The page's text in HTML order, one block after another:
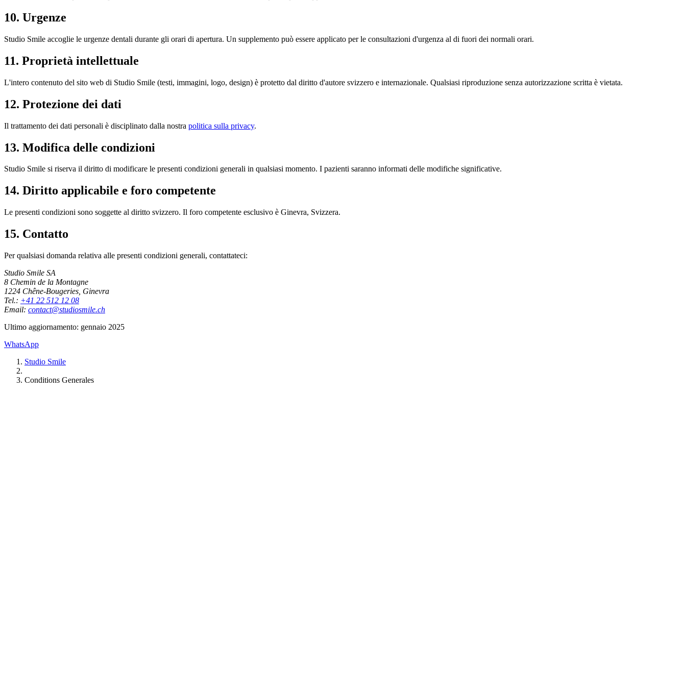
10. Urgenze
Studio Smile accoglie le urgenze dentali durante gli orari di apertura. Un supplemento può essere applicato per le consultazioni d'urgenza al di fuori dei normali orari.
11. Proprietà intellettuale
L'intero contenuto del sito web di Studio Smile (testi, immagini, logo, design) è protetto dal diritto d'autore svizzero e internazionale. Qualsiasi riproduzione senza autorizzazione scritta è vietata.
12. Protezione dei dati
Il trattamento dei dati personali è disciplinato dalla nostra politica sulla privacy.
13. Modifica delle condizioni
Studio Smile si riserva il diritto di modificare le presenti condizioni generali in qualsiasi momento. I pazienti saranno informati delle modifiche significative.
14. Diritto applicabile e foro competente
Le presenti condizioni sono soggette al diritto svizzero. Il foro competente esclusivo è Ginevra, Svizzera.
15. Contatto
Per qualsiasi domanda relativa alle presenti condizioni generali, contattateci:
Studio Smile SA
8 Chemin de la Montagne
1224 Chêne-Bougeries, Ginevra
Tel.: +41 22 512 12 08
Email: contact@studiosmile.ch
Ultimo aggiornamento: gennaio 2025
WhatsApp
Studio Smile
Conditions Generales